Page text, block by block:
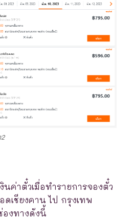
นค่าตั๋วเมื่อทำรายการจองตั๋ว
เชียงคาน ไป กรุงเทพ
งทางดังนี้